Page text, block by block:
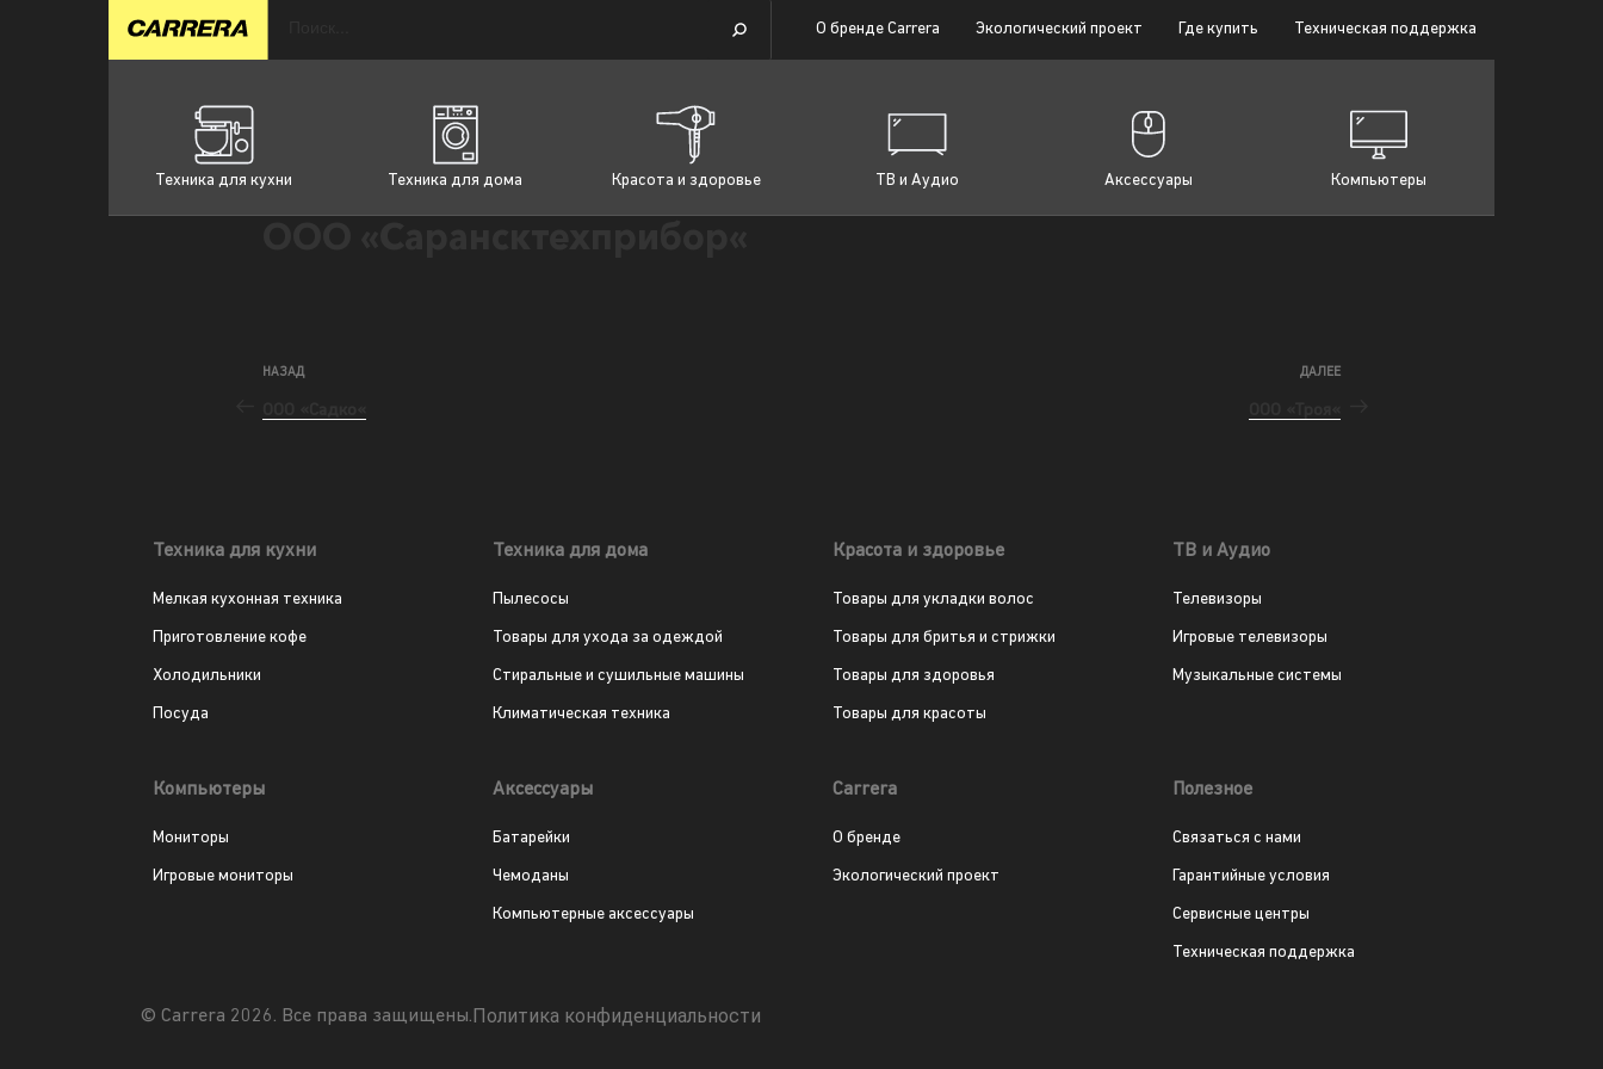
О бренде Carrera Экологический проект Где купить Техническая поддержка
Техника для кухни Техника для дома Красота и здоровье ТВ и Аудио Аксессуары Компьютеры
НАЗАД ДАЛЕЕ
Техника для кухни
Мелкая кухонная техника
Приготовление кофе
Холодильники
Посуда
Техника для дома
Пылесосы
Товары для ухода за одеждой
Стиральные и сушильные машины
Климатическая техника
Красота и здоровье
Товары для укладки волос
Товары для бритья и стрижки
Товары для здоровья
Товары для красоты
ТВ и Аудио
Телевизоры
Игровые телевизоры
Музыкальные системы
Компьютеры
Мониторы
Игровые мониторы
Аксессуары
Батарейки
Чемоданы
Компьютерные аксессуары
Carrera
О бренде
Экологический проект
Полезное
Связаться с нами
Гарантийные условия
Сервисные центры
Техническая поддержка
© Carrera 2026. Все права защищены.Политика конфиденциальности